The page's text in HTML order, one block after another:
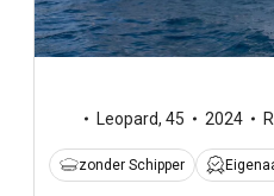
Leopard, 45 2024
zonder Schipper